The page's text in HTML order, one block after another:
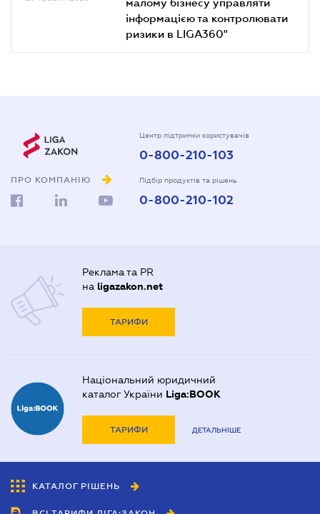
інформацією та контролювати
ризики в LIGA360"
ПРО КОМПАНІЮ
Центр підтримки користувачів
0-800-210-103
Підбір продуктів та рішень
0-800-210-102
Реклама та PR
на ligazakon.net
ТАРИФИ
Національний юридичний
каталог України Liga:BOOK
ТАРИФИ ДЕТАЛЬНІШЕ
КАТАЛОГ РІШЕНЬ